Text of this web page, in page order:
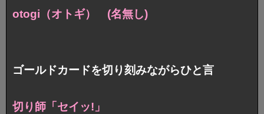
otogi（オトギ） (名無し)
ゴールドカードを切り刻みながらひと言
切り師「セイッ!」